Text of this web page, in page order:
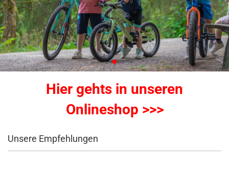
Hier gehts in unseren
Onlineshop >>>
Unsere Empfehlungen